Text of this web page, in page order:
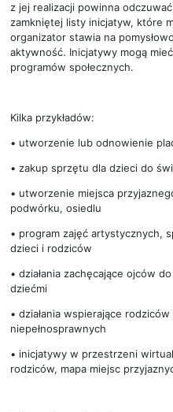
z jej realizacji powinna
zamkniętej listy inicjatyw, które
organizator stawia na
aktywność. Inicjatywy mogą
programów społecznych.
Kilka przykładów:
• utworzenie lub odnowienie
• zakup sprzętu dla dzieci do
• utworzenie miejsca
podwórku, osiedlu
• program zajęć artystycznych,
dzieci i rodziców
• działania zachęcające ojców
dziećmi
• działania wspierające
niepełnosprawnych
• inicjatywy w przestrzeni
rodziców, mapa miejsc